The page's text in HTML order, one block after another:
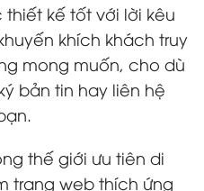
kế tốt với lời kêu
khích khách truy
mong muốn, cho dù
bản tin hay liên hệ
thế giới ưu tiên di
trang web thích ứng